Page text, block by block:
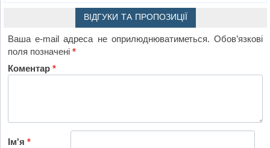
ВІДГУКИ ТА ПРОПОЗИЦІЇ
Ваша e-mail адреса не оприлюднюватиметься. Обов’язкові
поля позначені*
Коментар*
Ім'я*